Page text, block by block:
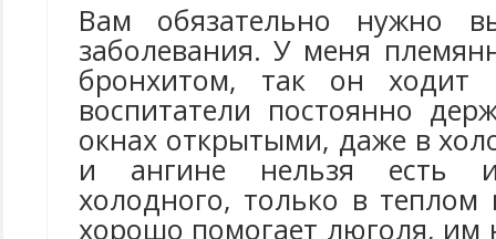
Вам обязательно нужно
заболевания. У меня
бронхитом, так он
воспитатели постоянно
окнах открытыми, даже в
и ангине нельзя есть
холодного, только в
хорошо помогает люголя, им